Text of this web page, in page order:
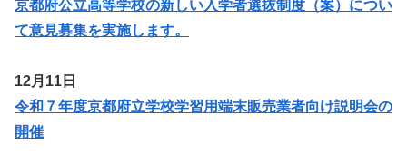
京都府公立高等学校の新しい入学者選抜制度（案）につい
て意見募集を実施します。
12月11日
令和７年度京都府立学校学習用端末販売業者向け説明会の
開催